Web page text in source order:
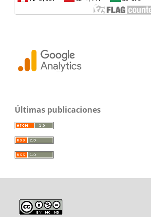
Últimas publicaciones